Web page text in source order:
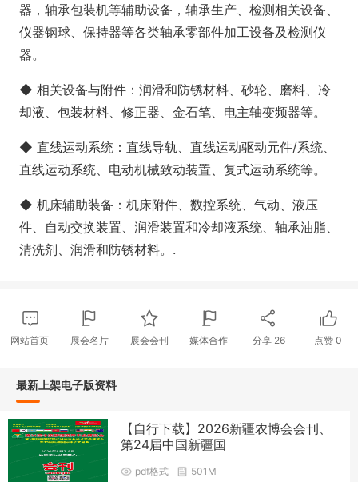
器，轴承包装机等辅助设备，轴承生产、检测相关设备、
仪器钢球、保持器等各类轴承零部件加工设备及检测仪
器。
◆ 相关设备与附件：润滑和防锈材料、砂轮、磨料、冷
却液、包装材料、修正器、金石笔、电主轴变频器等。
◆ 直线运动系统：直线导轨、直线运动驱动元件/系统、
直线运动系统、电动机械致动装置、复式运动系统等。
◆ 机床辅助装备：机床附件、数控系统、气动、液压
件、自动交换装置、润滑装置和冷却液系统、轴承油脂、
清洗剂、润滑和防锈材料。.
网站首页 展会名片 展会会刊 媒体合作 分享 26 点赞0
最新上架电子版资料
【自行下载】2026新疆农博会会刊、
第24届中国新疆国
pdf格式 501M